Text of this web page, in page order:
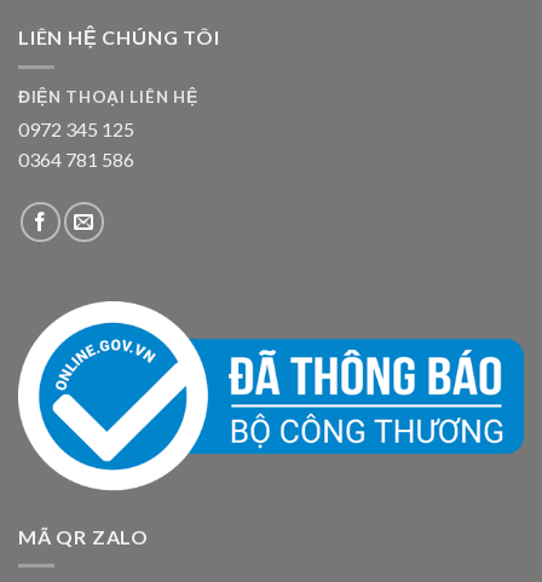
LIÊN HỆ CHÚNG TÔI
ĐIỆN THOẠI LIÊN HỆ
0972 345 125
0364 781 586
MÃ QR ZALO